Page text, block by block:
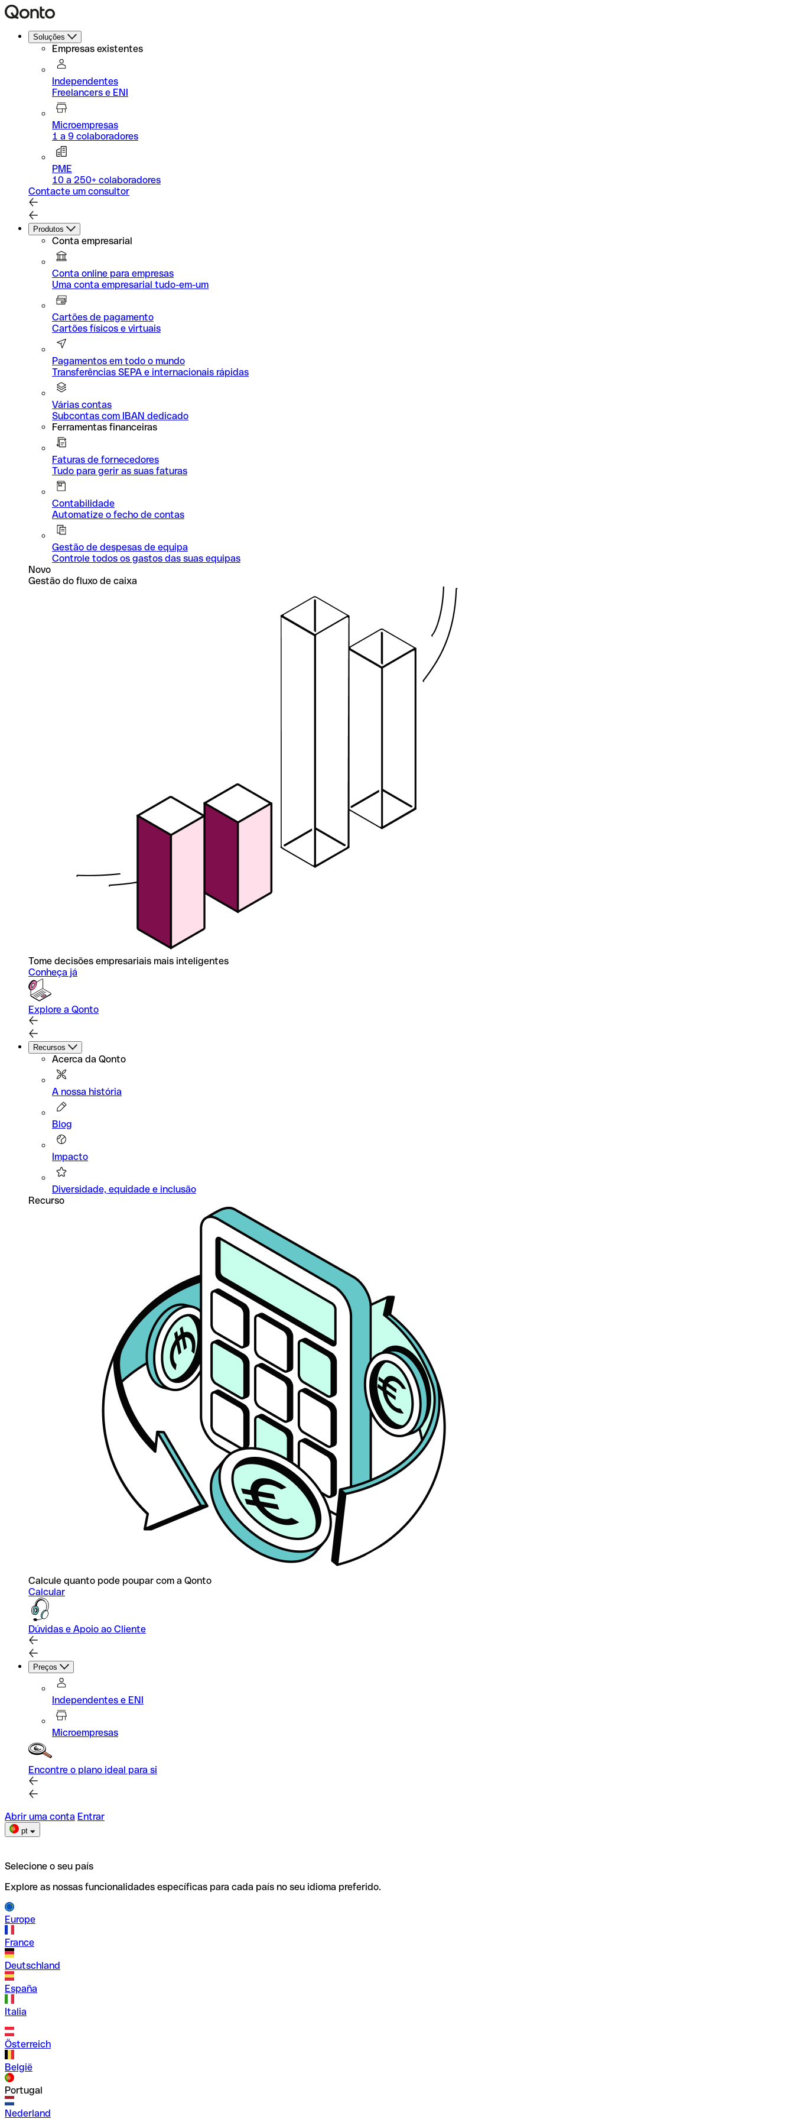
Soluções
Empresas existentes
Independentes
Freelancers e ENI
Microempresas
1 a 9 colaboradores
PME
10 a 250+ colaboradores
Contacte um consultor
Produtos
Conta empresarial
Conta online para empresas
Uma conta empresarial tudo-em-um
Cartões de pagamento
Cartões físicos e virtuais
Pagamentos em todo o mundo
Transferências SEPA e internacionais rápidas
Várias contas
Subcontas com IBAN dedicado
Ferramentas financeiras
Faturas de fornecedores
Tudo para gerir as suas faturas
Contabilidade
Automatize o fecho de contas
Gestão de despesas de equipa
Controle todos os gastos das suas equipas
Novo
Gestão do fluxo de caixa
Tome decisões empresariais mais inteligentes
Conheça já
Explore a Qonto
Recursos
Acerca da Qonto
A nossa história
Blog
Impacto
Diversidade, equidade e inclusão
Recurso
Calcule quanto pode poupar com a Qonto
Calcular
Dúvidas e Apoio ao Cliente
Preços
Independentes e ENI
Microempresas
Encontre o plano ideal para si
Abrir uma conta Entrar
pt
Selecione o seu país
Explore as nossas funcionalidades específicas para cada país no seu idioma preferido.
Europe
France
Deutschland
España
Italia
Österreich
België
Portugal
Nederland